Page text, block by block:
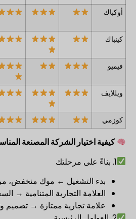
أوكباك
كينباك
فيميو
ويللايف
كوزمي
كيفية اختيار الشركة المصنعة
1. بناءً على مرحلتك
بدء التشغيل ← موك منخفض،
العلامة التجارية المتنامية →
علامة تجارية ممتازة → تصميم